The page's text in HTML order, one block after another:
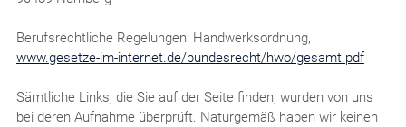
Berufsrechtliche Regelungen: Handwerksordnung,
www.gesetze-im-internet.de/bundesrecht/hwo/gesamt.pdf
Sämtliche Links, die Sie auf der Seite finden, wurden von uns
bei deren Aufnahme überprüft. Naturgemäß haben wir keinen